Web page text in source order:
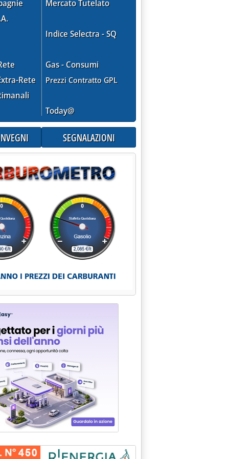
Rete
Mercato Tutelato
Indice Selectra - SQ
Gas - Consumi
Prezzi Contratto GPL
Today@
SEGNALAZIONI